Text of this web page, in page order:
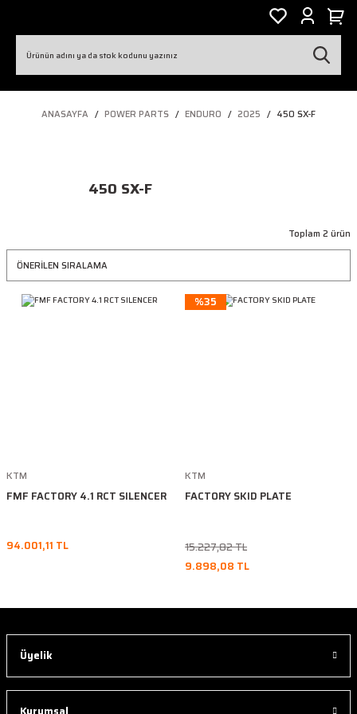
ANASAYFA POWER PARTS ENDURO 2025 450 SX-F
450 SX-F
Toplam 2 ürün
KTM
FMF FACTORY 4.1 RCT SILENCER
94.001,11 TL
%35
KTM
FACTORY SKID PLATE
15.227,82 TL
9.898,08 TL
Üyelik